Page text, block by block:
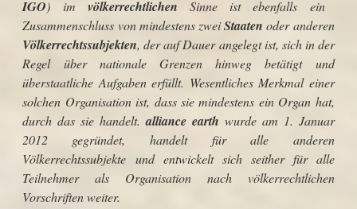
IGO) im völkerrechtlichen Sinne ist ebenfalls ein
Zusammenschluss von mindestens zweiStaaten oder anderen
Völkerrechtssubjekten, der auf Dauer angelegt ist, sich in der
Regel über nationale Grenzen hinweg betätigt und
überstaatliche Aufgaben erfüllt. Wesentliches Merkmal einer
solchen Organisation ist, dass sie mindestens ein Organ hat,
durch das sie handelt.alliance earth wurde am 1. Januar
2012 gegründet, handelt für alle anderen
Völkerrechtssubjekte und entwickelt sich seither für alle
Teilnehmer als Organisation nach völkerrechtlichen
Vorschriften weiter.